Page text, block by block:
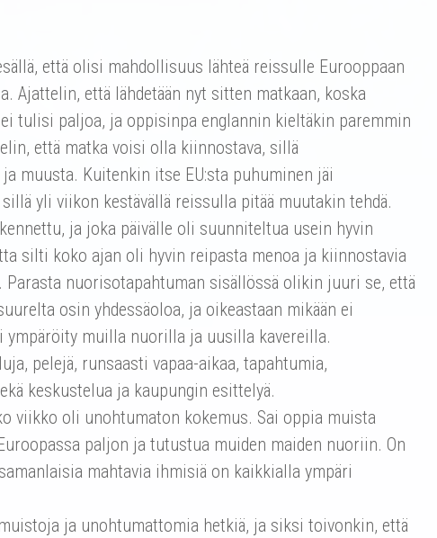
että olisi mahdollisuus lähteä reissulle Eurooppaan
Ajattelin, että lähdetään nyt sitten matkaan, koska
tulisi paljoa, ja oppisinpa englannin kieltäkin paremmin
että matka voisi olla kiinnostava, sillä
muusta. Kuitenkin itse EU:sta puhuminen jäi
yli viikon kestävällä reissulla pitää muutakin tehdä.
ja joka päivälle oli suunniteltua usein hyvin
silti koko ajan oli hyvin reipasta menoa ja kiinnostavia
nuorisotapahtuman sisällössä olikin juuri se, että
osin yhdessäoloa, ja oikeastaan mikään ei
muilla nuorilla ja uusilla kavereilla.
pelejä, runsaasti vapaa-aikaa, tapahtumia,
keskustelua ja kaupungin esittelyä.
viikko oli unohtumaton kokemus. Sai oppia muista
paljon ja tutustua muiden maiden nuoriin. On
mahtavia ihmisiä on kaikkialla ympäri
ja unohtumattomia hetkiä, ja siksi toivonkin, että